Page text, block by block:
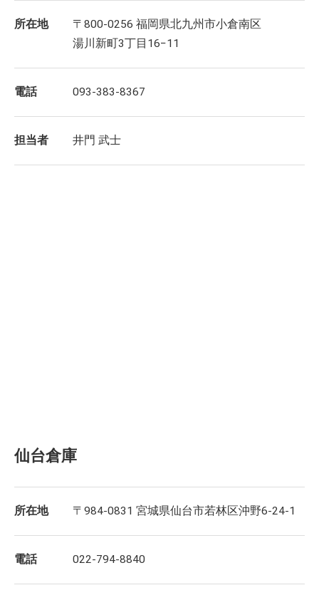
所在地
〒800-0256 福岡県北九州市小倉南区
湯川新町3丁目16−11
電話 093-383-8367
担当者 井門 武士
仙台倉庫
所在地 〒984-0831 宮城県仙台市若林区沖野6-24-1
電話 022-794-8840